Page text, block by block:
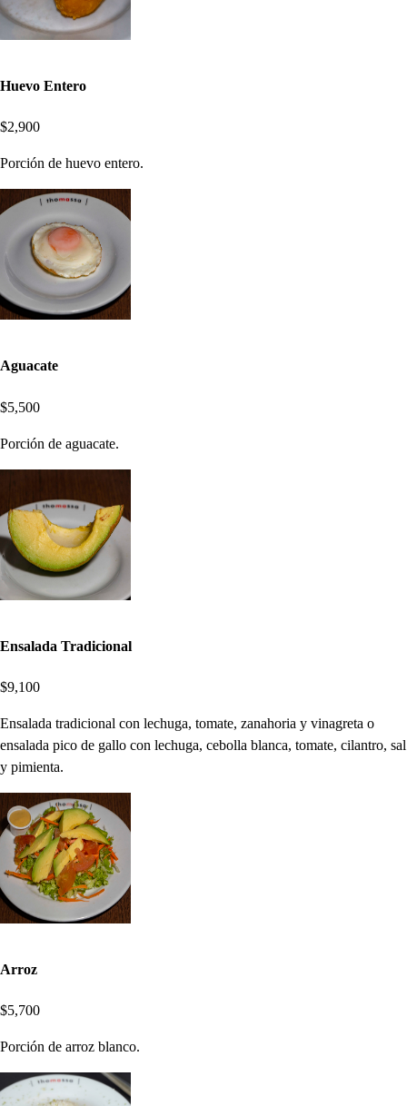
Huevo Entero
$2,900
Porción de huevo entero.
Aguacate
$5,500
Porción de aguacate.
Ensalada Tradicional
$9,100
Ensalada tradicional con lechuga, tomate, zanahoria y vinagreta o
ensalada pico de gallo con lechuga, cebolla blanca, tomate, cilantro, sal
y pimienta.
Arroz
$5,700
Porción de arroz blanco.